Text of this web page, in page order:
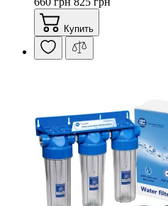
Купить